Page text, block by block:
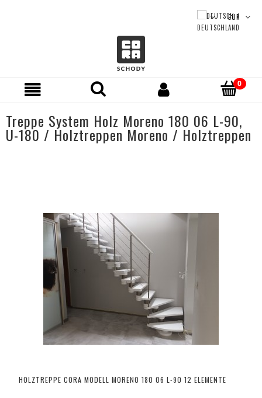
Treppe System Holz Moreno 180 06 L-90,
U-180 / Holztreppen Moreno / Holztreppen
HOLZTREPPE CORA MODELL MORENO 180 06 L-90 12 ELEMENTE